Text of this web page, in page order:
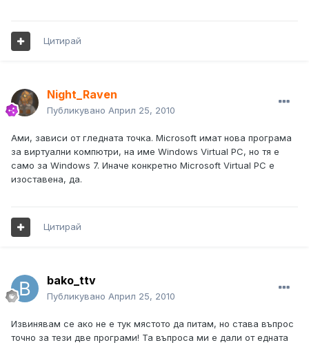
Цитирай
Night_Raven
Публикувано Април 25, 2010
Ами, зависи от гледната точка. Microsoft имат нова програма
за виртуални компютри, на име Windows Virtual PC, но тя е
само за Windows 7. Иначе конкретно Microsoft Virtual PC е
изоставена, да.
Цитирай
bako_ttv
Публикувано Април 25, 2010
Извинявам се ако не е тук мястото да питам, но става въпрос
точно за тези две програми! Та въпроса ми е дали от едната